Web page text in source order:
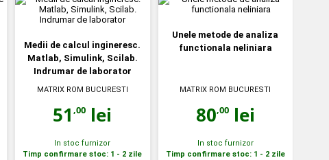
Medii de calcul ingineresc.
Matlab, Simulink, Scilab.
Indrumar de laborator
MATRIX ROM BUCURESTI
51,00 lei
In stoc furnizor
Timp confirmare stoc: 1 - 2 zile
Unele metode de analiza
functionala neliniara
MATRIX ROM BUCURESTI
80,00lei
In stoc furnizor
Timp confirmare stoc: 1 - 2 zile